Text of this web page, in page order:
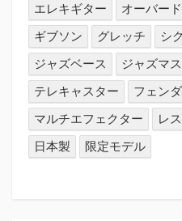
エレキギター
オーバー
ギブソン
グレッチ
シ
ジャズベース
ジャズマ
テレキャスター
フェン
マルチエフェクター
レ
日本製
限定モデル